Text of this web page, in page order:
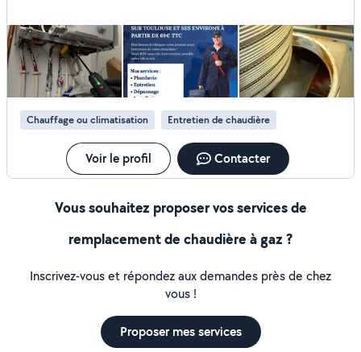
Chauffage ou climatisation Entretien de chaudière
Voir le profil Contacter
Vous souhaitez proposer vos services de
remplacement de chaudière à gaz ?
Inscrivez-vous et répondez aux demandes près de chez
vous !
Proposer mes services